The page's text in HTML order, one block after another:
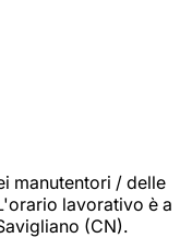
manutentori / delle
lavorativo è a
(CN).